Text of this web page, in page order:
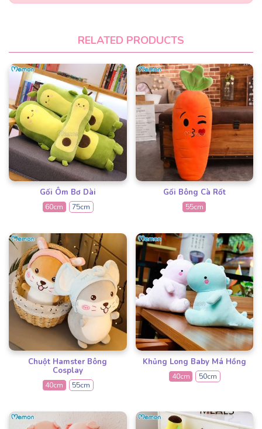
RELATED PRODUCTS
Gối Ôm Bơ Dài
60cm 75cm
Gối Bông Cà Rốt
55cm
Chuột Hamster Bông
Cosplay
40cm 55cm
Khủng Long Baby Má Hồng
40cm 50cm